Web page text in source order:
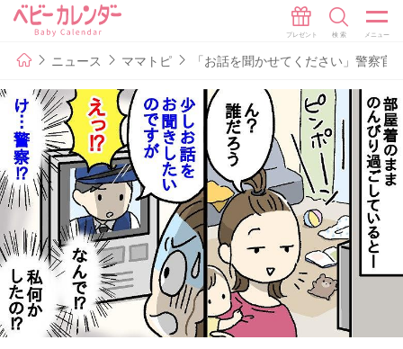
ニュース ママトピ 「お話を聞かせてください」警察